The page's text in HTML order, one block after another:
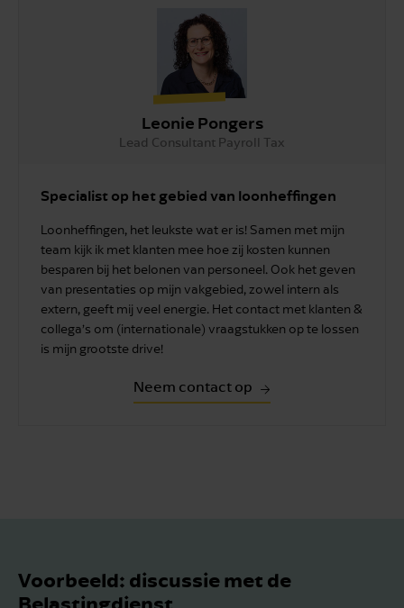
Leonie Pongers
Lead Consultant Payroll Tax
Specialist op het gebied van loonheffingen
Loonheffingen, het leukste wat er is! Samen met mijn
team kijk ik met klanten mee hoe zij kosten kunnen
besparen bij het belonen van personeel. Ook het geven
van presentaties op mijn vakgebied, zowel intern als
extern, geeft mij veel energie. Het contact met klanten &
collega’s om (internationale) vraagstukken op te lossen
is mijn grootste drive!
Neem contact op
Voorbeeld: discussie met de
Belastingdienst